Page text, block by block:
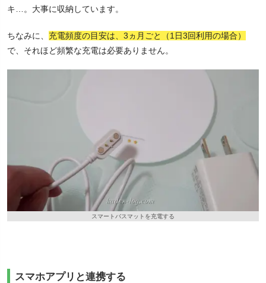
キ…。大事に収納しています。
ちなみに、 充電頻度の目安は、3ヵ月ごと（1日3回利用の場合）
で、それほど頻繁な充電は必要ありません。
スマートバスマットを充電する
スマホアプリと連携する